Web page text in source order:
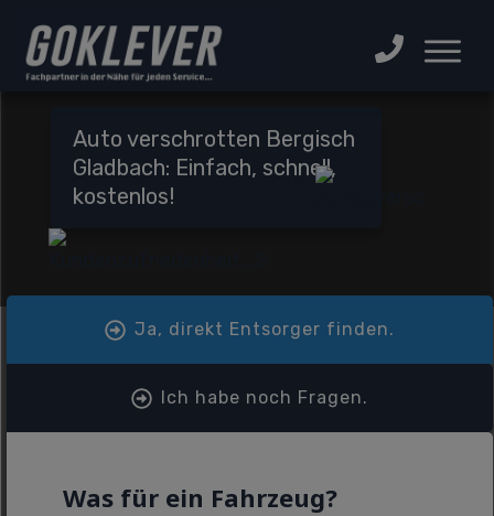
Auto verschrotten Bergisch
Gladbach: Einfach, schnell,
kostenlos!
Ja, direkt Entsorger finden.
Ich habe noch Fragen.
Was für ein Fahrzeug?